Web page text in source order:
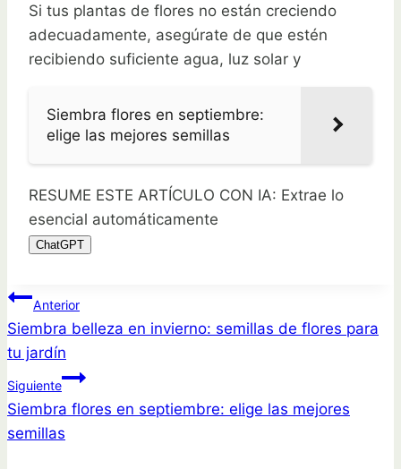
Si tus plantas de flores no están creciendo
adecuadamente, asegúrate de que estén
recibiendo suficiente agua, luz solar y
Siembra flores en septiembre:
elige las mejores semillas
RESUME ESTE ARTÍCULO CON IA: Extrae lo
esencial automáticamente
ChatGPT
Navegación
de
entradas
Anterior
Siembra belleza en invierno: semillas de flores para
tu jardín
Siguiente
Siembra flores en septiembre: elige las mejores
semillas